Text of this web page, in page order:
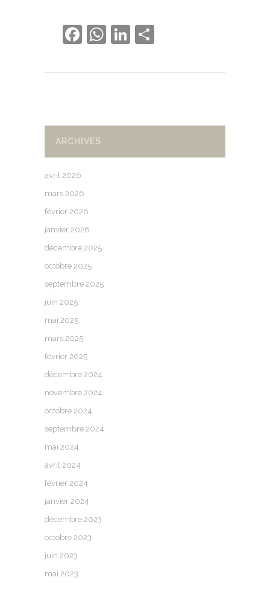
Facebook
WhatsApp
LinkedIn
ARCHIVES
avril 2026
mars 2026
février 2026
janvier 2026
décembre 2025
octobre 2025
septembre 2025
juin 2025
mai 2025
mars 2025
février 2025
décembre 2024
novembre 2024
octobre 2024
septembre 2024
mai 2024
avril 2024
février 2024
janvier 2024
décembre 2023
octobre 2023
juin 2023
mai 2023